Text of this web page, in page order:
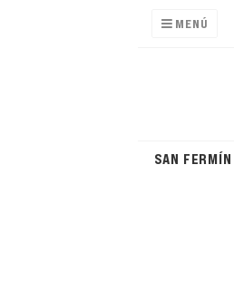
MENÚ
SAN FERMÍN